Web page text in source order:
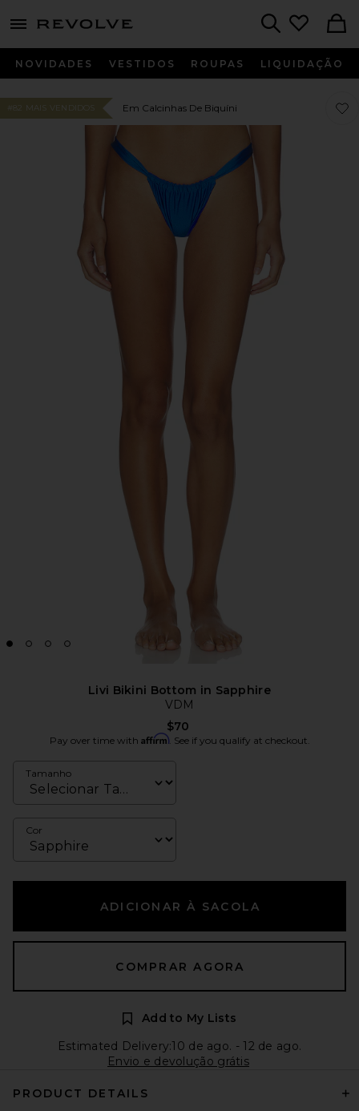
menu - shows more content
NOVIDADES VESTIDOS ROUPAS LIQUIDAÇÃO
#82 MAIS VENDIDOS Em Calcinhas De Biquíni
Livi Bikini Bottom in Sapphire
VDM
$70
Pay over time with Affirm. See if you qualify at checkout.
Tamanho
Cor
ADICIONAR À SACOLA
COMPRAR AGORA
Add to My Lists
Estimated Delivery:10 de ago. - 12 de ago.
Envio e devolução grátis
PRODUCT DETAILS